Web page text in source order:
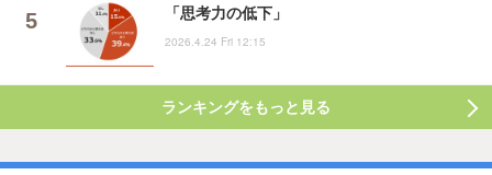
「思考力の低下」
2026.4.24 Fri 12:15
ランキングをもっと見る